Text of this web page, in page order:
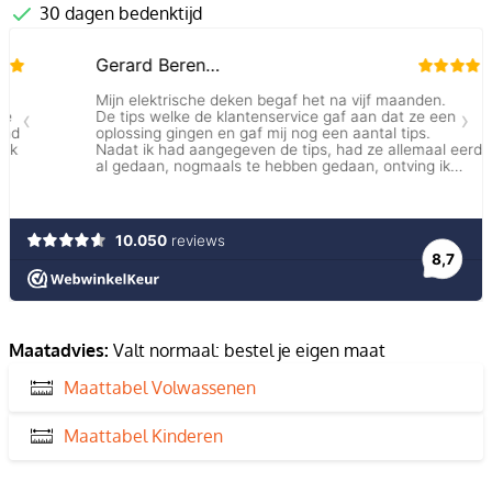
30 dagen bedenktijd
Maatadvies: Valt normaal: bestel je eigen maat
Maattabel Volwassenen
Maattabel Kinderen